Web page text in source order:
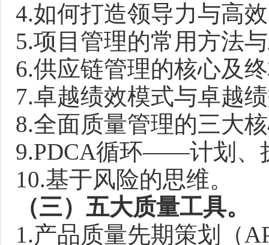
4.如何打造领导力与高
5.项目管理的常用方法
6.供应链管理的核心及
7.卓越绩效模式与卓越
8.全面质量管理的三大
9.PDCA循环——计划、
10.基于风险的思维。
（三）五大质量工具。
1.产品质量先期策划（